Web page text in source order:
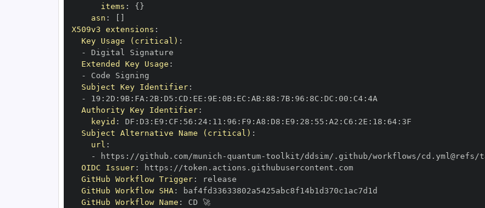
items : { }
asn :
X509v3 extensions :
Key Usage (critical) :
-
Extended Key Usage :
-
Subject Key Identifier:
-
19 : 2D : 9B: FA : 2B: D5 : CD : EE : 9E : 0B: EC : AB: 88 : 7B: 96 : 8C : DC : 00 : C4:
Authority Key Identifier:
keyid : DF : D3 : E9 : CF : 56 : 24: 11 : 96 : F9 : A8 : D8 : E9 : 28 : 55 : A2 : C6 : 2E : 18 : 64:
Subject Alternative Name (critical) :
url :
-
https : //github.com/munich - quantum-
OIDC Issuer: https :
//token.actions.githubusercontent.com
GitHub Workflow Trigger:
GitHub Workflow SHA:
GitHub Workflow Name :
CD 🚀